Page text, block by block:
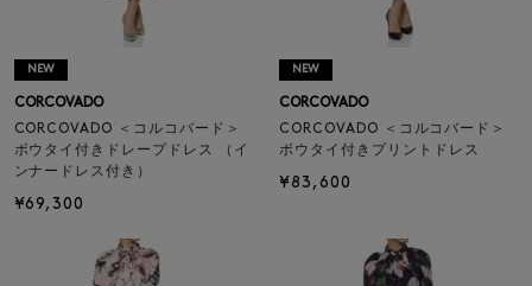
NEW
CORCOVADO
CORCOVADO ＜コルコバード＞
ボウタイ付きドレープドレス （イ
ンナードレス付き）
¥69,300
NEW
CORCOVADO
CORCOVADO ＜コルコバード＞
ボウタイ付きプリントドレス
¥83,600